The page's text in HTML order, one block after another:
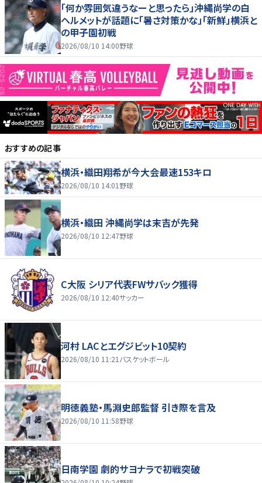
「何か雰囲気違うなーと思ったら」沖縄尚学の白
ヘルメットが話題に「暑さ対策かな」「新鮮」横浜と
の甲子園初戦
2026/08/10 14:00野球
おすすめの記事
横浜・織田翔希が今大会最速153キロ
2026/08/10 14:01 野球
横浜・織田 沖縄尚学は末吉が先発
2026/08/10 12:47野球
C大阪 シリア代表FWサバック獲得
2026/08/10 12:40サッカー
河村 LACとエグジビット10契約
2026/08/10 11:21 バスケットボール
明徳義塾・馬淵史郎監督 引き際を言及
2026/08/10 11:58野球
日南学園 劇的サヨナラで初戦突破